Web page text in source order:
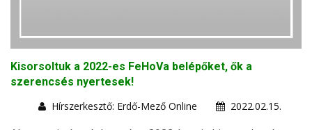
Kisorsoltuk a 2022-es FeHoVa belépőket, ők a
szerencsés nyertesek!
Hírszerkesztő: Erdő-Mező Online
2022.02.15.